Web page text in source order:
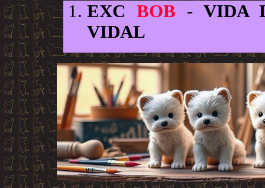
EXCBOB - VIDA
VIDAL